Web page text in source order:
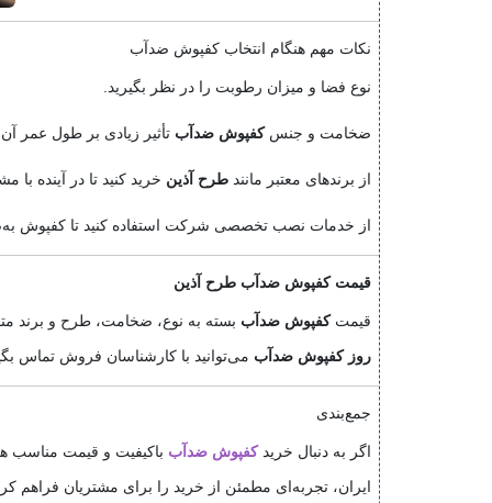
نکات مهم هنگام انتخاب کفپوش ضدآب
نوع فضا و میزان رطوبت را در نظر بگیرید.
ضخامت و جنسکفپوش ضدآب تأثیر زیادی بر طول عمر آن
از برندهای معتبر مانندطرح آذین خرید کنید تا در آینده
از خدمات نصب تخصصی شرکت استفاده کنید تا کفپوش
قیمت کفپوش ضدآب طرح آذین
قیمتکفپوش ضدآب بسته به نوع، ضخامت، طرح و
روز کفپوش ضدآب می‌توانید با کارشناسان فروش تماس
جمع‌بندی
اگر به دنبال خریدکفپوش ضدآب باکیفیت و قیمت مناسب
ایران، تجربه‌ای مطمئن از خرید را برای مشتریان فراهم